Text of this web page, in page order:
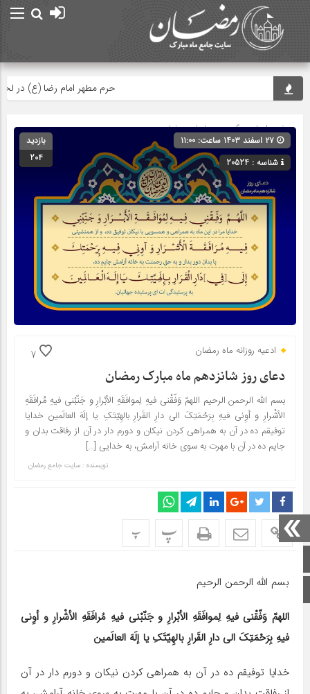
اینستاگرام
حرم مطهر امام رضا (ع) در لحظه
صفحه اصلی» گروه »دعاهای رمضان
شناسه : 20524
بازدید
204
7 ادعیه روزانه ماه رمضان
دعای روز شانزدهم ماه مبارک رمضان
بسم الله الرحمن الرحیم اللهمّ وَفّقْنی فیهِ لِموافَقَهِ الأبْرارِ و جَنّبْنی فیهِ مُرافَقَهِ
الأشْرارِ و أوِنی فیهِ بِرَحْمَتِکَ الى دارِ القَرارِ بالهِیّتَکِ یا إلَهَ العالَمین خدایا
توفیقم ده در آن به همراهی کردن نیکان و دورم دار در آن از رفاقت بدان و
جایم ده در آن با مهرت به سوى خانه آرامش، به خدایى […]
نویسنده : سایت جامع رمضان
پ پ
بسم الله الرحمن الرحیم
اللهمّ وَفّقْنی فیهِ لِموافَقَهِ الأبْرارِ و جَنّبْنی فیهِ مُرافَقَهِ الأشْرارِ و أوِنی
فیهِ بِرَحْمَتِکَ الى دارِ القَرارِ بالهِیّتَکِ یا إلَهَ العالَمین
خدایا توفیقم ده در آن به همراهی کردن نیکان و دورم دار در آن